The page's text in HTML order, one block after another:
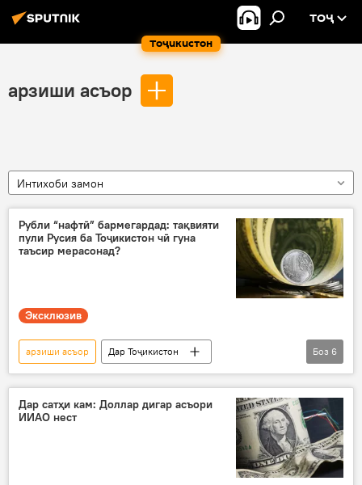
Тоҷикистон
ТОҶ
арзиши асъор
Интихоби замон
Рубли “нафтӣ” бармегардад: тақвияти
пули Русия ба Тоҷикистон чӣ гуна
таъсир мерасонад?
Эксклюзив
арзиши асъор
Дар Тоҷикистон
пули миллӣ
сомонӣ
таъсир
Русия
рубли русӣ Иқтисод
Боз 6
Дар сатҳи кам: Доллар дигар асъори
ИИАО нест